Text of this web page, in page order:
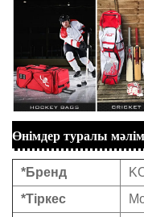
Өнімдер туралы
*Бренд
*Тіркес